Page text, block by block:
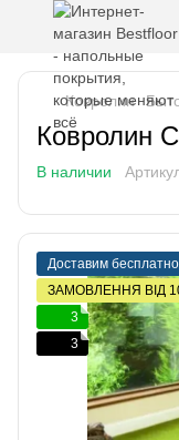
Ковролин
Ковролин
В наличии
Доставим
ЗАМОВЛЕННЯ ВІД
3
3